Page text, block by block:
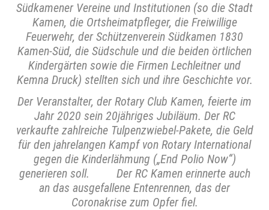
Südkamener Vereine und Institutionen (so die Stadt
Kamen, die Ortsheimatpfleger, die Freiwillige
Feuerwehr, der Schützenverein Südkamen 1830
Kamen-Süd, die Südschule und die beiden örtlichen
Kindergärten sowie die Firmen Lechleitner und
Kemna Druck) stellten sich und ihre Geschichte vor.
Der Veranstalter, der Rotary Club Kamen, feierte im
Jahr 2020 sein 20jähriges Jubiläum. Der RC
verkaufte zahlreiche Tulpenzwiebel-Pakete, die Geld
für den jahrelangen Kampf von Rotary International
gegen die Kinderlähmung („End Polio Now“)
generieren soll. Der RC Kamen erinnerte auch
an das ausgefallene Entenrennen, das der
Coronakrise zum Opfer fiel.